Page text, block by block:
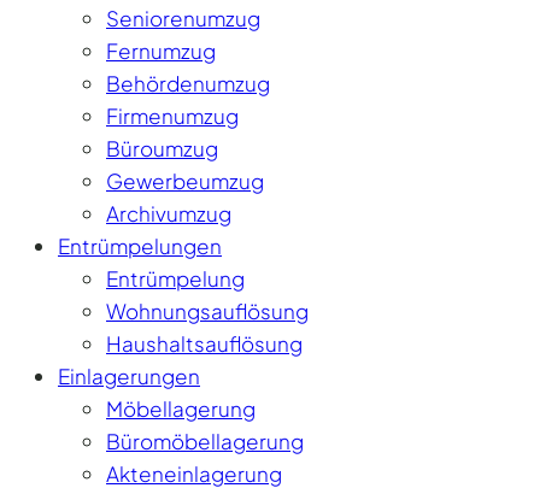
Seniorenumzug
Fernumzug
Behördenumzug
Firmenumzug
Büroumzug
Gewerbeumzug
Archivumzug
Entrümpelungen
Entrümpelung
Wohnungsauflösung
Haushaltsauflösung
Einlagerungen
Möbellagerung
Büromöbellagerung
Akteneinlagerung